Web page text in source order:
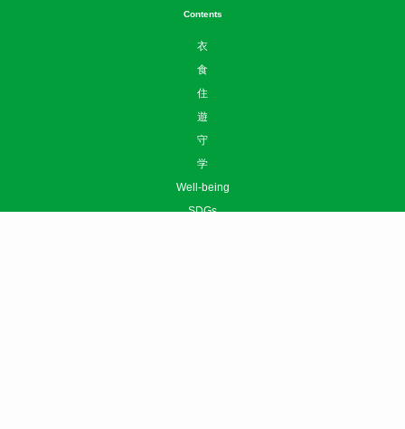
Contents
衣
食
住
遊
守
学
Well-being
SDGs